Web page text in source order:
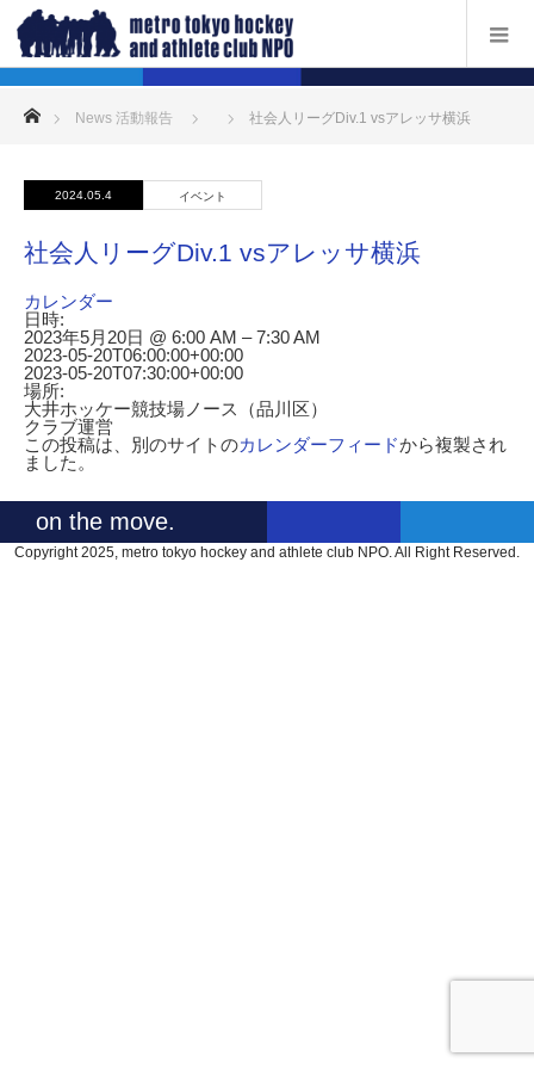
ホーム
News 活動報告 社会人リーグDiv.1 vsアレッサ横浜
2024.05.4 イベント
社会人リーグDiv.1 vsアレッサ横浜
カレンダー
日時:
2023年5月20日 @ 6:00 AM – 7:30 AM
2023-05-20T06:00:00+00:00
2023-05-20T07:30:00+00:00
場所:
大井ホッケー競技場ノース（品川区）
クラブ運営
この投稿は、別のサイトのカレンダーフィードから複製され
ました。
on the move.
Copyright 2025, metro tokyo hockey and athlete club NPO. All Right Reserved.